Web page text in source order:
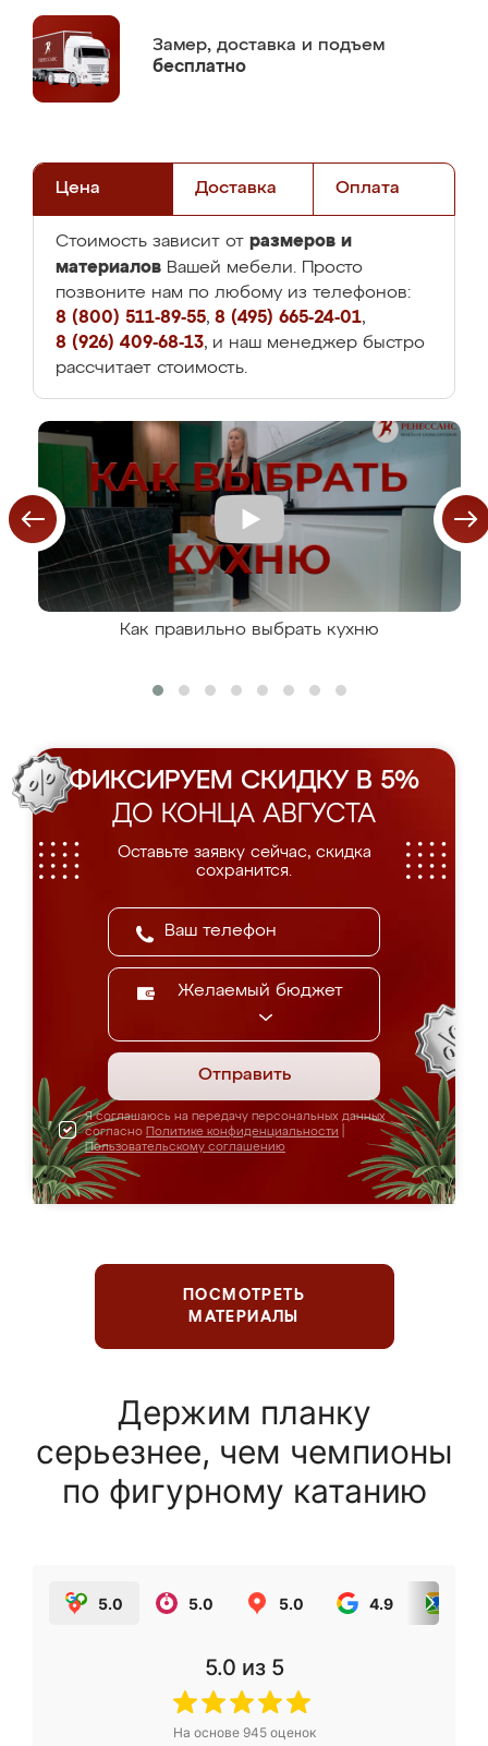
Замер, доставка и подъем
бесплатно
Цена Доставка Оплата
Стоимость зависит от размеров и
материалов Вашей мебели. Просто
позвоните нам по любому из телефонов:
8 (800) 511-89-55, 8 (495) 665-24-01,
8 (926) 409-68-13, и наш менеджер быстро
рассчитает стоимость.
Как правильно выбрать кухню
ФИКСИРУЕМ СКИДКУ В 5%
ДО КОНЦА АВГУСТА
Оставьте заявку сейчас, скидка
сохранится.
Желаемый бюджет
Отправить
Я соглашаюсь на передачу персональных данных
согласно Политике конфиденциальности
Пользовательскому соглашению
ПОСМОТРЕТЬ
МАТЕРИАЛЫ
Держим планку
серьезнее, чем чемпионы
по фигурному катанию
5.0 5.0 5.0 4.9
5.0 из 5
На основе 945оценок